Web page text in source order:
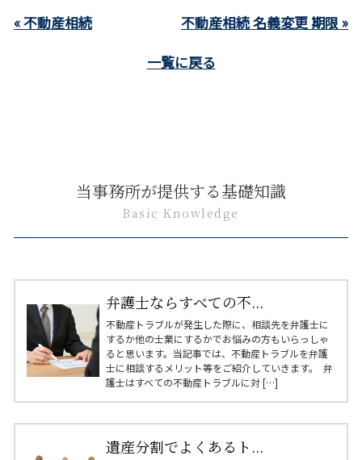
« 不動産相続
不動産相続 名義変更 期限 »
一覧に戻る
当事務所が提供する基礎知識
Basic Knowledge
弁護士ならすべての不...
不動産トラブルが発生した際に、相談先を弁護士に
するか他の士業にするかでお悩みの方もいらっしゃ
ると思います。当記事では、不動産トラブルを弁護
士に相談するメリット等をご紹介していきます。 弁
護士はすべての不動産トラブルに対 […]
遺産分割でよくあるト...